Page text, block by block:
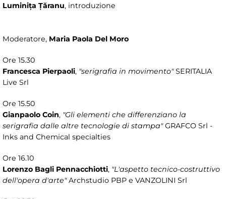
Luminița Țăranu, introduzione
Moderatore, Maria Paola Del Moro
Ore 15.30
Francesca Pierpaoli, "serigrafia in movimento"SERITALIA
Live Srl
Ore 15.50
Gianpaolo Coin, "Gli elementi che differenziano la
serigrafia dalle altre tecnologie di stampa"GRAFCO Srl -
Inks and Chemical specialties
Ore 16.10
Lorenzo Bagli Pennacchiotti, "L'aspetto tecnico-costruttivo
dell'opera d'arte"Archstudio PBP e VANZOLINI Srl